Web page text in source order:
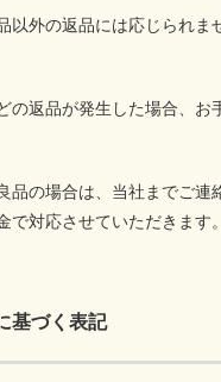
以外の返品には応じられま
の返品が発生した場合、
品の場合は、当社までご連
で対応させていただきます
基づく表記